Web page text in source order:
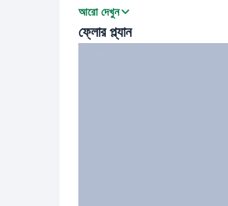
সার্ভেন্ট রুম
No
experience, ensuring
আরো দেখুন
ফ্লোর প্ল্যান